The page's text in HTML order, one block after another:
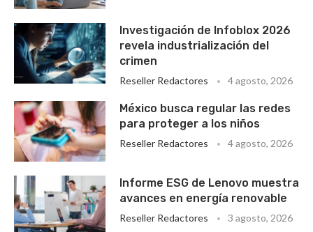
Investigación de Infoblox 2026
revela industrialización del
crimen
Reseller Redactores 4 agosto, 2026
México busca regular las redes
para proteger a los niños
Reseller Redactores 4 agosto, 2026
Informe ESG de Lenovo muestra
avances en energía renovable
Reseller Redactores 3 agosto, 2026